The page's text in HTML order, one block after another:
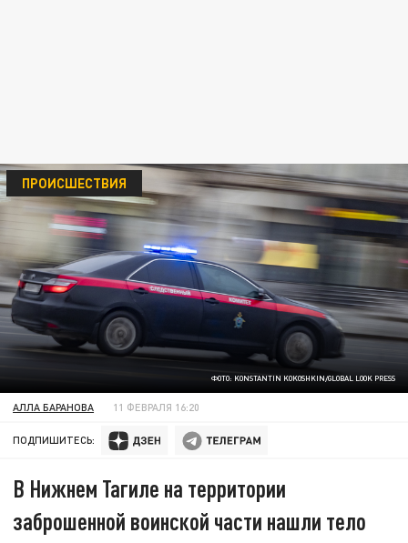
ФОТО: KONSTANTIN KOKOSHKIN/GLOBAL LOOK PRESS
ПРОИСШЕСТВИЯ
АЛЛА БАРАНОВА 11 ФЕВРАЛЯ 16:20
ПОДПИШИТЕСЬ:
В Нижнем Тагиле на территории
заброшенной воинской части нашли тело